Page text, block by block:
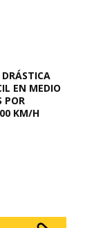
DRÁSTICA
EN MEDIO
POR
KM/H